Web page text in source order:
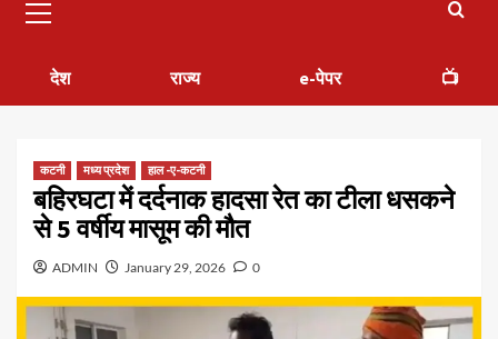
देश राज्य e-पेपर 📺
कटनी मध्य प्रदेश हाल -ए-कटनी
बहिरघटा में दर्दनाक हादसा रेत का टीला धसकने
से 5 वर्षीय मासूम की मौत
ADMIN January 29, 2026 0